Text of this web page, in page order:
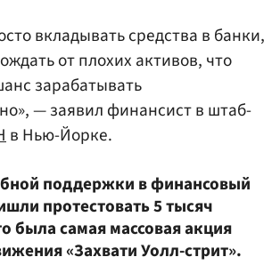
вкладывать средства в банки,
от плохих активов, что
зарабатывать
— заявил финансист в штаб-
в Нью-Йорке.
поддержки в финансовый
протестовать 5 тысяч
была самая массовая акция
«Захвати Уолл-стрит».